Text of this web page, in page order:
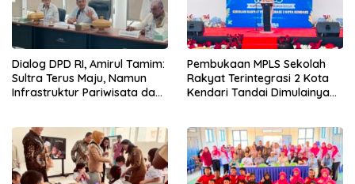
Dialog DPD RI, Amirul Tamim:
Sultra Terus Maju, Namun
Infrastruktur Pariwisata dan
Pembukaan MPLS Sekolah
Rakyat Terintegrasi 2 Kota
Kendari Tandai Dimulainya